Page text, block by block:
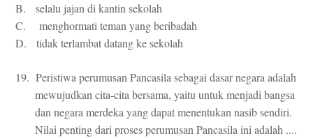
B. selalu jajan di kantin sekolah
C. menghormati teman yang beribadah
D. tidak terlambat datang ke sekolah
19. Peristiwa perumusan Pancasila sebagai dasar negara adalah
mewujudkan cita-cita bersama, yaitu untuk menjadi bangsa
dan negara merdeka yang dapat menentukan nasib sendiri.
Nilai penting dari proses perumusan Pancasila ini adalah ....